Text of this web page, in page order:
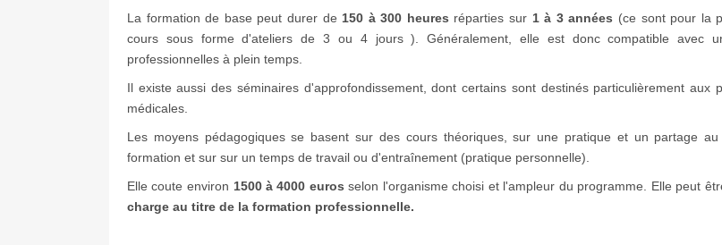
La formation de base peut durer de 150 à 300 heures réparties sur 1 à 3 années (ce sont pour la
cours sous forme d'ateliers de 3 ou 4 jours ). Généralement, elle est donc compatible avec
professionnelles à plein temps.
Il existe aussi des séminaires d'approfondissement, dont certains sont destinés particulièrement aux
médicales.
Les moyens pédagogiques se basent sur des cours théoriques, sur une pratique et un partage
formation et sur sur un temps de travail ou d'entraînement (pratique personnelle).
Elle coute environ 1500 à 4000 euros selon l'organisme choisi et l'ampleur du programme. Elle peut
charge au titre de la formation professionnelle.